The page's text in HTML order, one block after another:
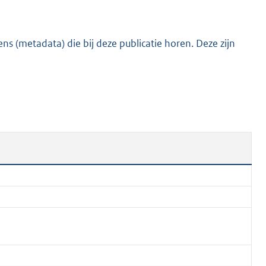
(metadata) die bij deze publicatie horen. Deze zijn